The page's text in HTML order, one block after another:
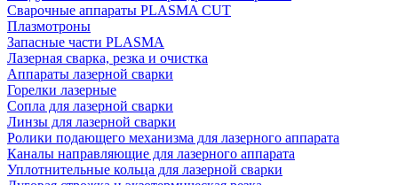
Сварочные аппараты PLASMA CUT
Плазмотроны
Запасные части PLASMA
Лазерная сварка, резка и очистка
Аппараты лазерной сварки
Горелки лазерные
Сопла для лазерной сварки
Линзы для лазерной сварки
Ролики подающего механизма для лазерного аппарата
Каналы направляющие для лазерного аппарата
Уплотнительные кольца для лазерной сварки